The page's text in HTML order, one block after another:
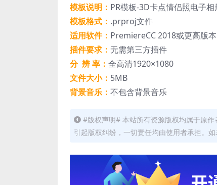
模板说明： PR模板-3D卡点情侣照电子
模板格式： .prproj文件
适用软件： PremiereCC 2018或更高版本
插件要求： 无需第三方插件
分 辨 率： 全高清1920×1080
文件大小： 5MB
背景音乐： 不包含背景音乐
#版权声明# 本站所有资源版权均属于原
引起版权纠纷，一切责任均由使用者承担。